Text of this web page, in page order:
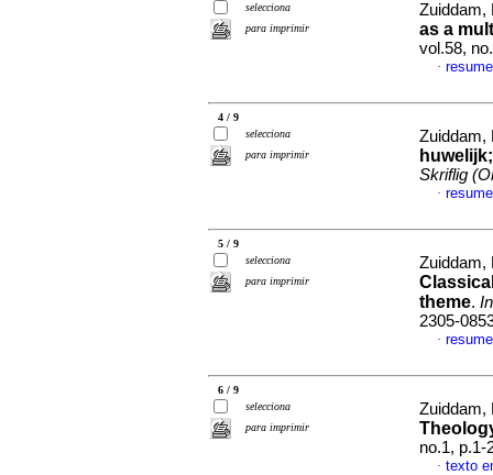
selecciona
para imprimir
Zuiddam,
as a
vol.58,
·
4 / 9
selecciona
para imprimir
Zuiddam,
Skriflig
·
5 / 9
selecciona
para imprimir
Zuiddam,
theme.
2305-
·
6 / 9
selecciona
para imprimir
Zuiddam,
no.1, p.1-
· texto